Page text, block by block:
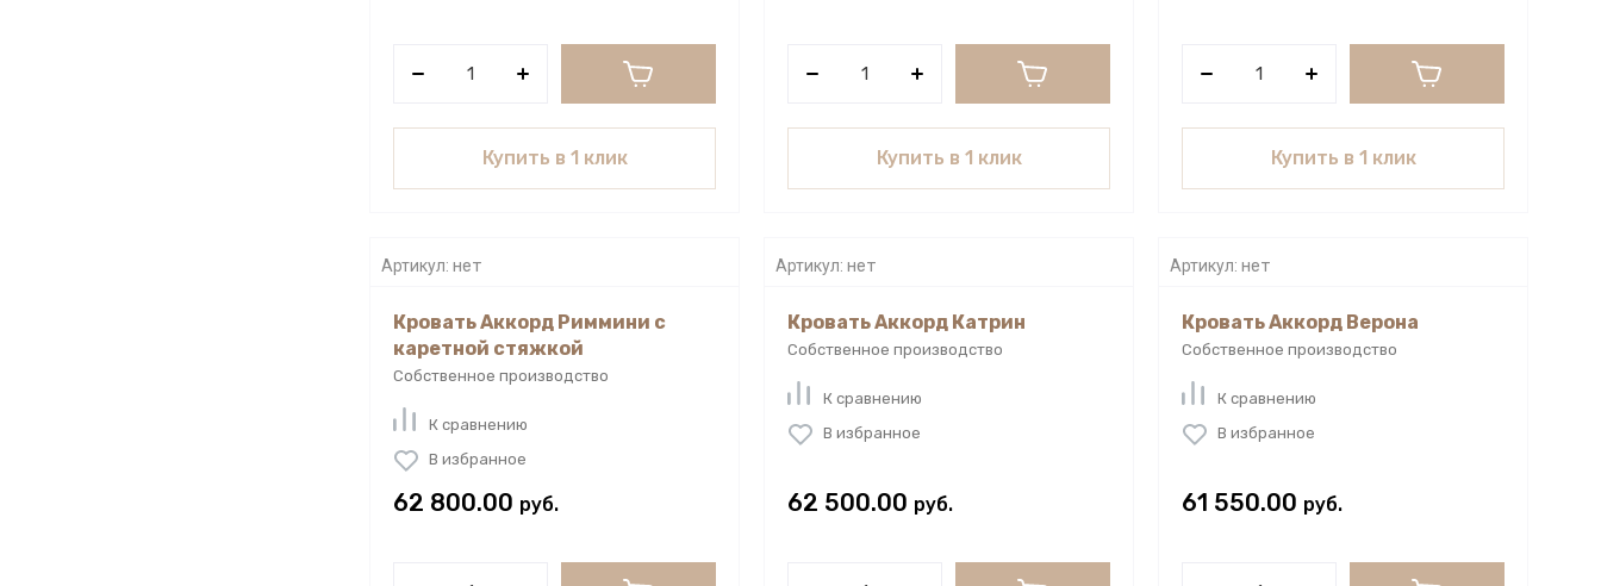
Купить в 1 клик Купить в 1 клик Купить в 1 клик
Артикул: нет
Кровать Аккорд Риммини с
каретной стяжкой
Собственное производство
К сравнению
В избранное
62 800.00 руб.
Артикул: нет
Кровать Аккорд Катрин
Собственное производство
К сравнению
В избранное
62 500.00 руб.
Артикул: нет
Кровать Аккорд Верона
Собственное производство
К сравнению
В избранное
61 550.00 руб.